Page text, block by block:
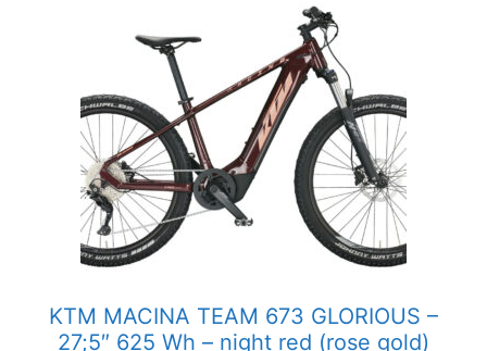
KTM MACINA TEAM 673 GLORIOUS –
27;5″ 625 Wh – night red (rose gold)